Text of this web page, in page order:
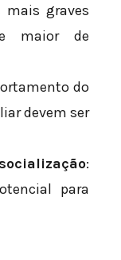
mais graves
maior de
do
devem ser
:
para